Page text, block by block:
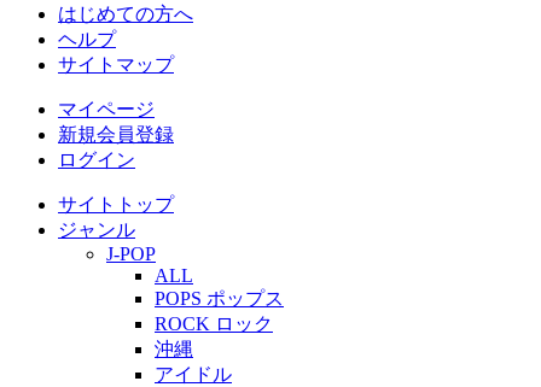
はじめての方へ
ヘルプ
サイトマップ
マイページ
新規会員登録
ログイン
サイトトップ
ジャンル
J-POP
ALL
POPS ポップス
ROCK ロック
沖縄
アイドル